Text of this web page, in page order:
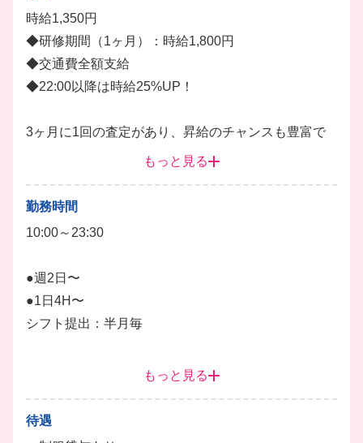
◎調理
◎洗い物・片付けなど
ブリュワリーです！
髪型ネイル自由でアスもOKなので、あなたらしいス
タイルのままオシャレに働けます♪
まずは簡単なことからスタートするので、アルバイト
先輩スタッフがしっかりサポートします！
キッチン
ドリンク
レジ打ち
時給1,350円
◆研修期間（1ヶ月）：時給1,800円
◆交通費全額支給
◆22:00以降は時給25%UP！
3ヶ月に1回の査定があり、昇給のチャンスも豊富で
もっと見る
勤務時間
10:00～23:30
●週2日〜
●1日4H〜
シフト提出：半月毎
ご希望の時間帯はお気軽にご相談ください◎
もっと見る
待遇